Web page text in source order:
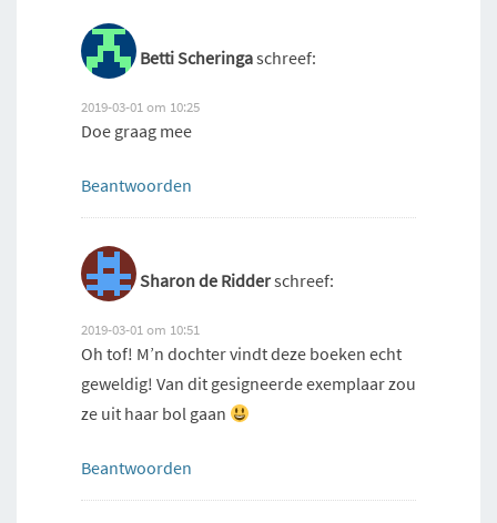
Betti Scheringaschreef:
2019-03-01 om 10:25
Doe graag mee
Beantwoorden
Sharon de Ridderschreef:
2019-03-01 om 10:51
Oh tof! M’n dochter vindt deze boeken echt
geweldig! Van dit gesigneerde exemplaar zou
ze uit haar bol gaan
Beantwoorden